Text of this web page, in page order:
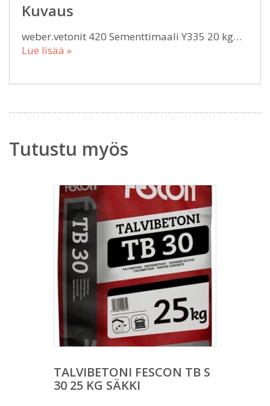
Kuvaus
weber.vetonit 420 Sementtimaali Y335 20 kg…
Lue lisää »
Tutustu myös
TALVIBETONI FESCON TB S
30 25 KG SÄKKI